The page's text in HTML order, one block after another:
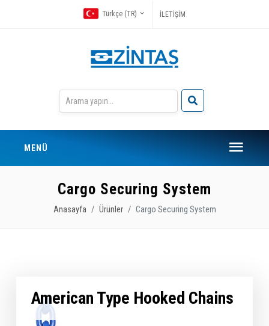
Türkçe (TR) İLETİŞİM
MENÜ
Cargo Securing System
Anasayfa Ürünler Cargo Securing System
American Type Hooked Chains